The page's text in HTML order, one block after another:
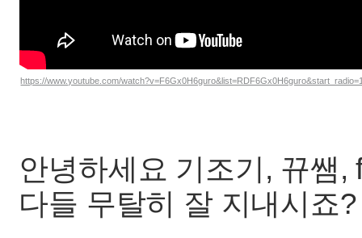
https://www.youtube.com/
안녕하세요 기조기, 뀨쌤
다들 무탈히 잘 지내시죠?